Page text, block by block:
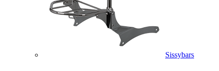
Sissybars